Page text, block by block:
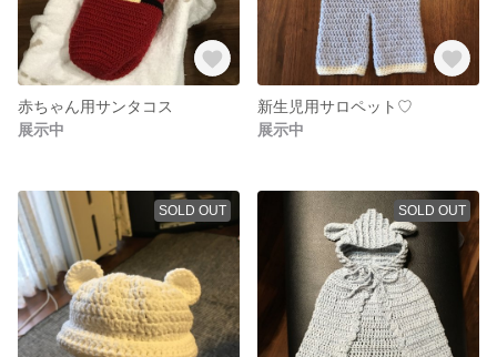
赤ちゃん用サンタコス
展示中
新生児用サロペット♡
展示中
SOLD OUT SOLD OUT